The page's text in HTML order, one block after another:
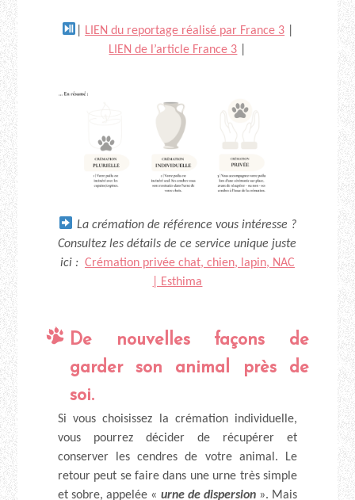
LIEN du reportage réalisé par France 3
LIEN de l’article France 3
La crémation de référence vous intéresse ?
Consultez les détails de ce service unique juste
ici : Crémation privée chat, chien, lapin, NAC
| Esthima
De nouvelles façons de
garder son animal près de
soi.
Si vous choisissez la crémation individuelle,
vous pourrez décider de récupérer et
conserver les cendres de votre animal. Le
retour peut se faire dans une urne très simple
et sobre, appelée « urne de dispersion». Mais